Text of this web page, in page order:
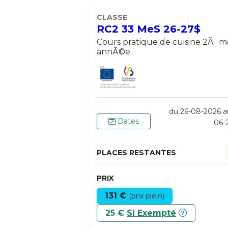
CLASSE
RC2 33 MeS 26-27$
Cours pratique de cuisine
annÃ©e.
Dates
du 26-08-2026
06-
PLACES RESTANTES
PRIX
131 € (prix plein)
25 € Si Exempté